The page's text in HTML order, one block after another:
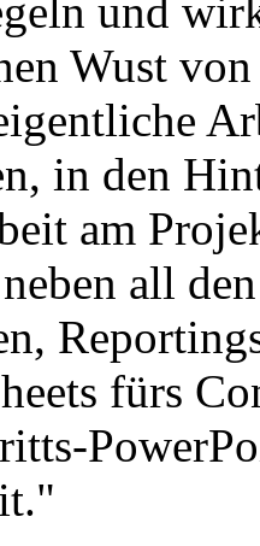
und
Wust
in den
am
all
fürs